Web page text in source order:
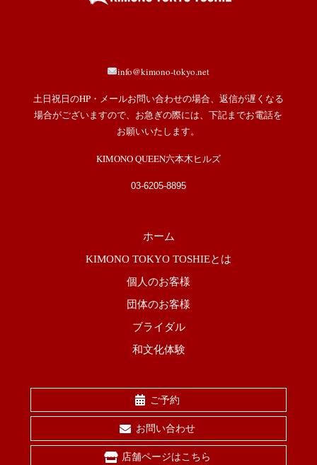
info@kimono-tokyo.net
土日祝日のHP・メールお問い合わせの場合、返信が遅くなる
場合がございますので、お急ぎの際には、下記までお電話を
お願いいたします。
KIMONO QUEEN六本木ヒルズ
03-6205-8895
ホーム
KIMONO TOKYO TOSHIEとは
個人のお客様
団体のお客様
ブライダル
和文化体験
ご予約
お問い合わせ
店舗ページはこちら